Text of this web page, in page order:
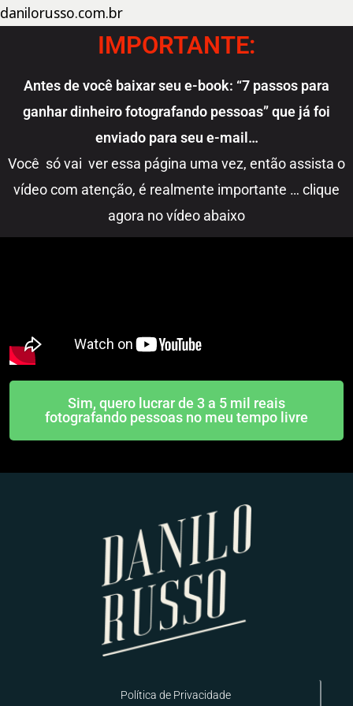
danilorusso.com.br
IMPORTANTE:
Antes de você baixar seu e-book: “7 passos para
ganhar dinheiro fotografando pessoas” que já foi
enviado para seu e-mail…
Você só vai ver essa página uma vez, então assista o
vídeo com atenção, é realmente importante … clique
agora no vídeo abaixo
Sim, quero lucrar de 3 a 5 mil reais
fotografando pessoas no meu tempo livre
Política de Privacidade